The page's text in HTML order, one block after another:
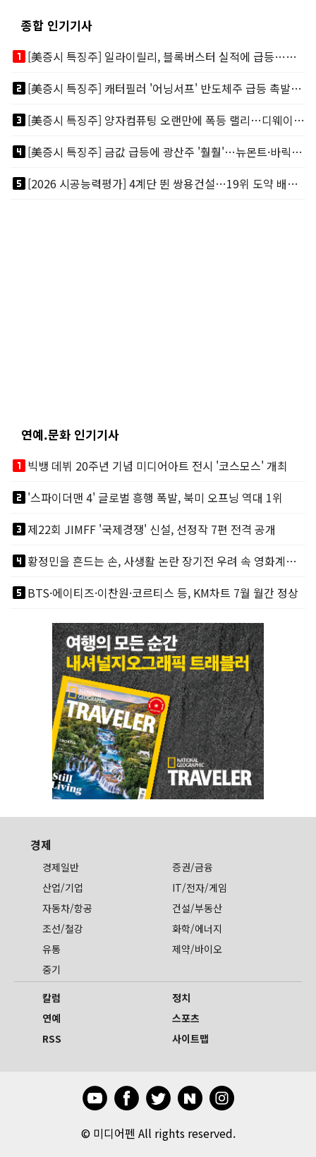
종합 인기기사
looks_one
[美증시 특징주] 일라이릴리, 블록버스터 실적에 급등…마운자로 매출 폭발
looks_two
[美증시 특징주] 캐터필러 '어닝서프' 반도체주 급등 촉발…"AI 데이터센터 건설 강력"
looks_3
[美증시 특징주] 양자컴퓨팅 오랜만에 폭등 랠리…디웨이브·아이온큐 주도
looks_4
[美증시 특징주] 금값 급등에 광산주 '훨훨'…뉴몬트·바릭마이닝 주도
looks_5
[2026 시공능력평가] 4계단 뛴 쌍용건설…19위 도약 배경엔 ‘재무체력’
연예.문화 인기기사
looks_one빅뱅 데뷔 20주년 기념 미디어아트 전시 '코스모스' 개최
looks_two'스파이더맨 4' 글로벌 흥행 폭발, 북미 오프닝 역대 1위
looks_3제22회 JIMFF '국제경쟁' 신설, 선정작 7편 전격 공개
looks_4
황정민을 흔드는 손, 사생활 논란 장기전 우려 속 영화계도 리스크
looks_5BTS·에이티즈·이찬원·코르티스 등, KM차트 7월 월간 정상
경제
경제일반
증권/금융
산업/기업
IT/전자/게임
자동차/항공
건설/부동산
조선/철강
화학/에너지
유통
제약/바이오
중기
칼럼
정치
연예
스포츠
RSS
사이트맵
© 미디어펜 All rights reserved.